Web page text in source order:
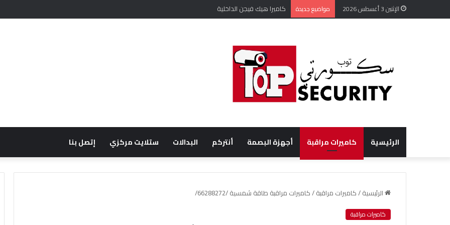
الإثنين 3 أغسطس 2026 مواضيع جديدة كاميرا هيك فيجن الداخلية
الرئيسية كاميرات مراقبة أجهزة البصمة أنتركم البدالات ستلايت مركزي إتصل بنا
الرئيسية/كاميرات مراقبة/كاميرات مراقبة طاقة شمسية /66288272/
كاميرات مراقبة